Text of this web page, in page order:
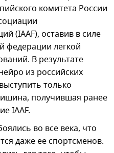
комитета России
(IAAF), оставив в силе
федерации легкой
В результате
из российских
только
получившая ранее
IAAF.
во все века, что
даже ее спортсменов.